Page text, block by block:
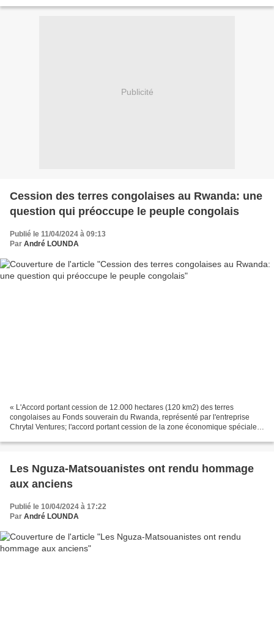
Publicité
Cession des terres congolaises au Rwanda: une
question qui préoccupe le peuple congolais
Publié le 11/04/2024 à 09:13
Par André LOUNDA
« L'Accord portant cession de 12.000 hectares (120 km2) des terres
congolaises au Fonds souverain du Rwanda, représenté par l'entreprise
Chrytal Ventures; l'accord portant cession de la zone économique spéciale
Les Nguza-Matsouanistes ont rendu hommage
aux anciens
Publié le 10/04/2024 à 17:22
Par André LOUNDA